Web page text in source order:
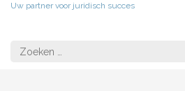
Uw partner voor juridisch succes